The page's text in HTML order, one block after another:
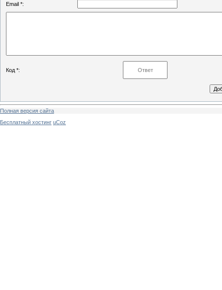
Email *:
Код *:
Полная версия сайта
Бесплатный хостинг uCoz